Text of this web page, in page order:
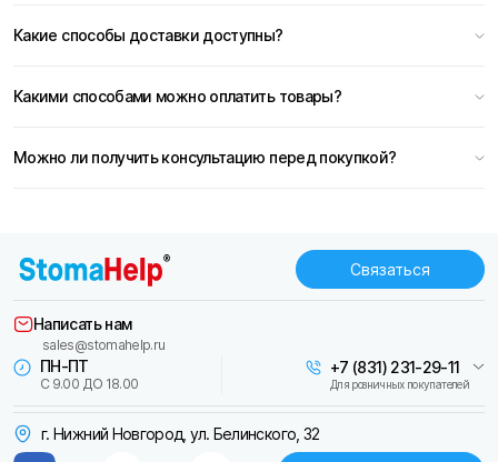
Какие способы доставки доступны?
Какими способами можно оплатить товары?
Можно ли получить консультацию перед покупкой?
Связаться
г. Нижний Новгород, ул. Белинского, 32
ПН-ПТ
С 9.00 ДО 18.00
+7 (831) 231-29-11
Для розничных покупателей
Написать нам
sales@stomahelp.ru